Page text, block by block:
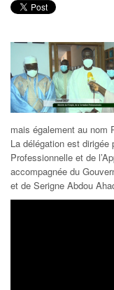
mais également au nom
La délégation est dirigée
Professionnelle et de
accompagnée du
et de Serigne Abdou